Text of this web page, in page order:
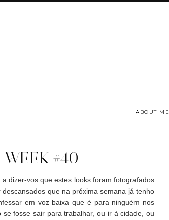
ABOUT ME
#40
a dizer-vos que estes looks foram fotografados
que na próxima semana já tenho
em voz baixa que é para ninguém nos
fosse sair para trabalhar, ou ir à cidade, ou